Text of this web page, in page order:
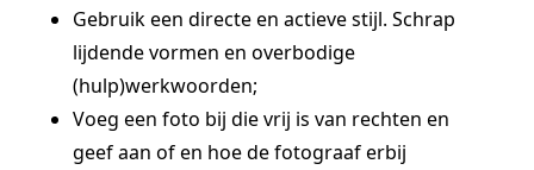
Gebruik een directe en actieve stijl. Schrap
lijdende vormen en overbodige
(hulp)werkwoorden;
Voeg een foto bij die vrij is van rechten en
geef aan of en hoe de fotograaf erbij